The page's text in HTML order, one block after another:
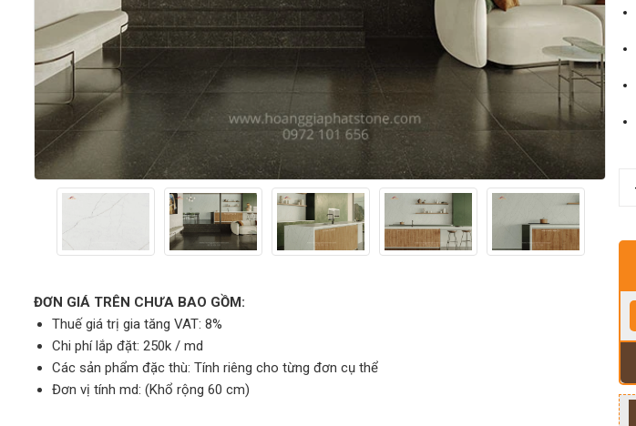
ĐƠN GIÁ TRÊN CHƯA BAO GỒM:
Thuế giá trị gia tăng VAT: 8%
Chi phí lắp đặt: 250k / md
Các sản phẩm đặc thù: Tính riêng cho từng đơn cụ thể
Đơn vị tính md: (Khổ rộng 60 cm)